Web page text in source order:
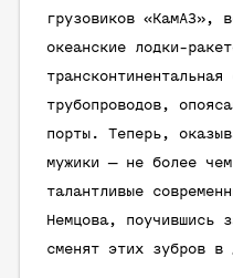
грузовиков «КамАЗ»,
океанские лодки-
трубопроводов,
порты. Теперь,
мужики — не более
талантливые
Немцова, поучившись
сменят этих зубров в